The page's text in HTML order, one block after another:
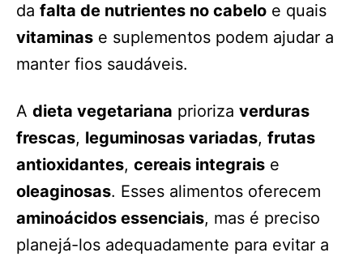
da falta de nutrientes no cabelo e quais
vitaminas e suplementos podem ajudar a
manter fios saudáveis.
A dieta vegetariana prioriza verduras
frescas, leguminosas variadas, frutas
antioxidantes, cereais integrais e
oleaginosas. Esses alimentos oferecem
aminoácidos essenciais, mas é preciso
planejá-los adequadamente para evitar a